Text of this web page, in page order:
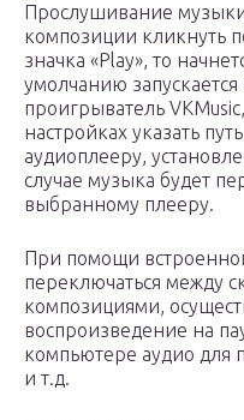
Прослушивание
композиции кликнуть
значка «Play», то
умолчанию
проигрыватель
настройках указать
аудиоплееру,
случае музыка будет
выбранному плееру.
При помощи
переключаться между
композициями,
воспроизведение на
компьютере аудио для
и т.д.